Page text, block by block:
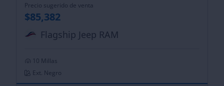
Precio sugerido de venta
$85,382
Flagship Jeep RAM
10 Millas
Ext. Negro